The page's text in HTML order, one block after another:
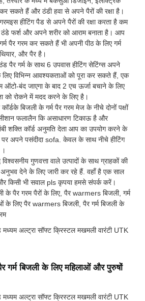
सकते हैं और ठंडी हवा से अपने पैरों की रक्षा है।
हीटिंग पैड से अपने पैरों की रक्षा करता है कम
फर्श और अपने शरीर को आराम बनाता है। आप
पैर गरम कर सकते हैं भी अपनी पीठ के लिए गर्म
और पैर है।
पैर गर्म के साथ 6 उपवास हीटिंग सेटिंग्स अपने
विभिन्न आवश्यकताओं को पूरा कर सकते हैं, एक
बंद जाएगा के बाद 2 एच ऊर्जा बचाने के लिए
रोकने में मदद करने के लिए है।
बिजली के गर्म पैर गरम मेज के नीचे दोनों पक्षों
फलालैन कि असाधारण टिकाऊ है और
शक्ति कॉर्ड अनुमति देता आप का उपयोग करने के
पर अपने पसंदीदा sofa. केवल के साथ नीचे हीटिंग
।
विश्वसनीय गुणवत्ता वाले उत्पादों के साथ ग्राहकों की
अनुभव देने के लिए जारी कर रहे हैं. वहाँ है एक साल
किसी भी सवाल pls कृपया हमसे संपर्क करें।
के पैर गरम पैरों के लिए, पैर warmers बिजली, गर्म
के लिए पैर warmers बिजली, पैर गर्म बिजली के
गर्म बिजली के लिए महिलाओं और पुरुषों